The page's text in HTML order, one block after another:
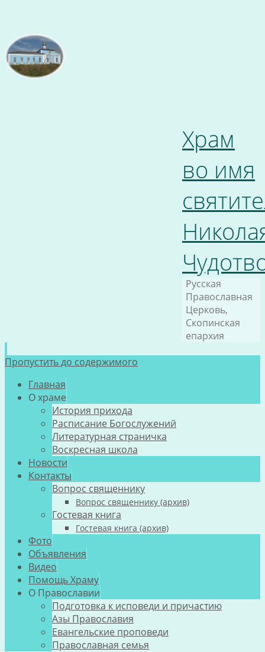
Храм
во имя
Русская
Православная
Церковь,
Скопинская
епархия
Пропустить до содержимого
Главная
О храме
История прихода
Расписание Богослужений
Литературная страничка
Воскресная школа
Новости
Контакты
Вопрос священнику
Вопрос священнику (архив)
Гостевая книга
Гостевая книга (архив)
Фото
Объявления
Видео
Помощь Храму
О Православии
Подготовка к исповеди и причастию
Азы Православия
Евангельские проповеди
Православная семья